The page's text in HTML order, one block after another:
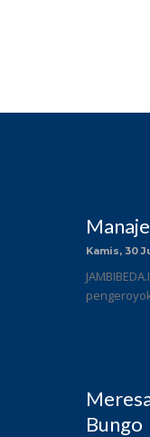
Kamis, 30
Bungo